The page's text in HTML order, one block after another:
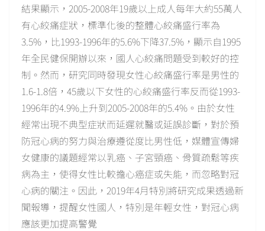
結果顯示，2005-2008年19歲以上成人每年大約55萬人
有心絞痛症狀，標準化後的整體心絞痛盛行率為
3.5%，比1993-1996年的5.6%下降37.5%，顯示自1995
年全民健保開辦以來，國人心絞痛問題受到較好的控
制。然而，研究同時發現女性心絞痛盛行率是男性的
1.6-1.8倍，45歲以下女性的心絞痛盛行率反而從1993-
1996年的4.9%上升到2005-2008年的5.4%。由於女性
經常出現不典型症狀而延遲就醫或延誤診斷，對於預
防冠心病的努力與治療遵從度比男性低，媒體宣傳婦
女健康的議題經常以乳癌、子宮頸癌、骨質疏鬆等疾
病為主，使得女性比較擔心癌症或失能，而忽略對冠
心病的關注。因此，2019年4月特別將研究成果透過新
聞報導，提醒女性國人，特別是年輕女性，對冠心病
應該更加提高警覺